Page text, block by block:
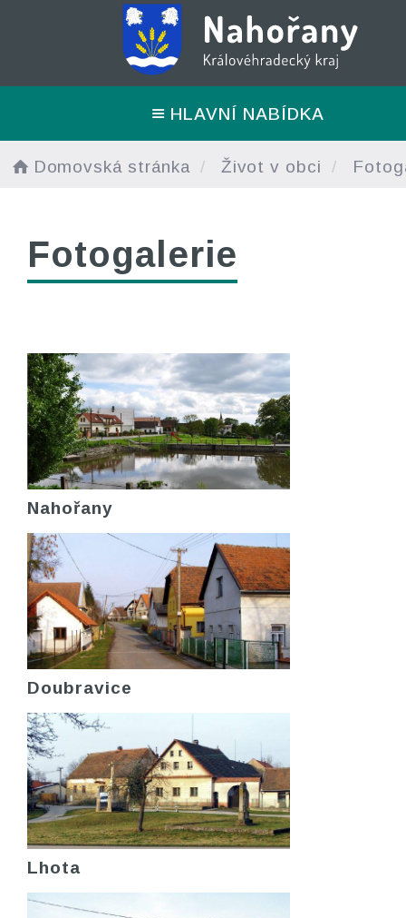
HLAVNÍ NABÍDKA
Domovská stránka Život v obci
Fotogalerie
Nahořany
Doubravice
Lhota